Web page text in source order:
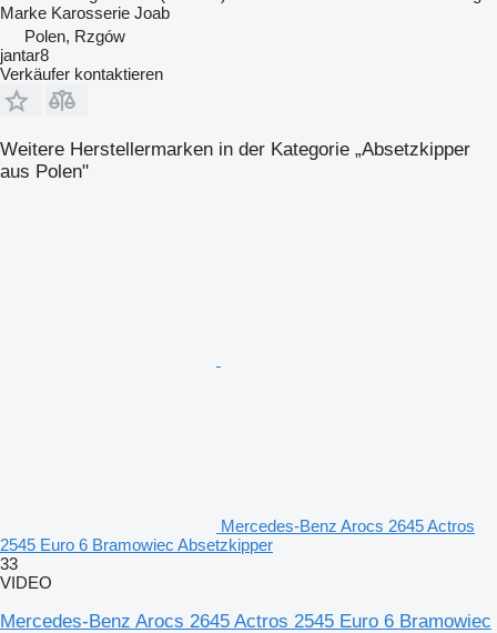
Marke Karosserie Joab
Polen, Rzgów
jantar8
Verkäufer kontaktieren
Weitere Herstellermarken in der Kategorie „Absetzkipper
aus Polen"
Mercedes-Benz Arocs 2645 Actros
2545 Euro 6 Bramowiec Absetzkipper
33
VIDEO
Mercedes-Benz Arocs 2645 Actros 2545 Euro 6 Bramowiec